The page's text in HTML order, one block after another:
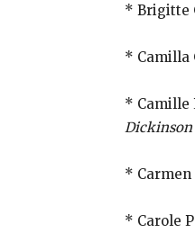
* Brigitte
* Camilla
* Camille
Dickinson
* Carmen
* Carole